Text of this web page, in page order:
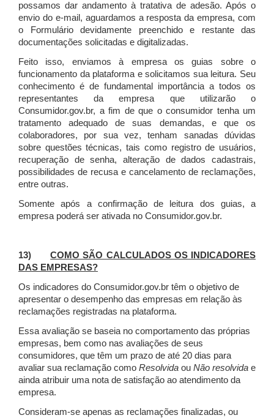
possamos dar andamento à tratativa de adesão. Após o
envio do e-mail, aguardamos a resposta da empresa, com
o Formulário devidamente preenchido e restante das
documentações solicitadas e digitalizadas.
Feito isso, enviamos à empresa os guias sobre o
funcionamento da plataforma e solicitamos sua leitura. Seu
conhecimento é de fundamental importância a todos os
representantes da empresa que utilizarão o
Consumidor.gov.br, a fim de que o consumidor tenha um
tratamento adequado de suas demandas, e que os
colaboradores, por sua vez, tenham sanadas dúvidas
sobre questões técnicas, tais como registro de usuários,
recuperação de senha, alteração de dados cadastrais,
possibilidades de recusa e cancelamento de reclamações,
entre outras.
Somente após a confirmação de leitura dos guias, a
empresa poderá ser ativada no Consumidor.gov.br.
13)COMO SÃO CALCULADOS OS INDICADORES
DAS EMPRESAS?
Os indicadores do Consumidor.gov.br têm o objetivo de
apresentar o desempenho das empresas em relação às
reclamações registradas na plataforma.
Essa avaliação se baseia no comportamento das próprias
empresas, bem como nas avaliações de seus
consumidores, que têm um prazo de até 20 dias para
avaliar sua reclamação como Resolvida ou Não resolvida e
ainda atribuir uma nota de satisfação ao atendimento da
empresa.
Consideram-se apenas as reclamações finalizadas, ou